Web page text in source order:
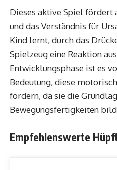
Dieses aktive Spiel fördert
und das Verständnis für
Kind lernt, durch das
Spielzeug eine Reaktion
Entwicklungsphase ist es
Bedeutung, diese
fördern, da sie die
Bewegungsfertigkeiten
Empfehlenswerte